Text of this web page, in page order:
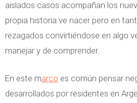
aislados casos acompañan los
propia historia ve nacer pero en
rezagados convirtiéndose en algo
manejar y de comprender.
En este marco es común pensar
desarrollados por residentes en